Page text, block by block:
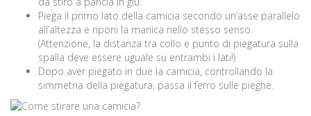
Piega il primo lato della camicia secondo un’asse parallelo
all’altezza e riponi la manica nello stesso senso.
(Attenzione, la distanza tra collo e punto di piegatura sulla
spalla deve essere uguale su entrambi i lati!)
Dopo aver piegato in due la camicia, controllando la
simmetria della piegatura, passa il ferro sulle pieghe.